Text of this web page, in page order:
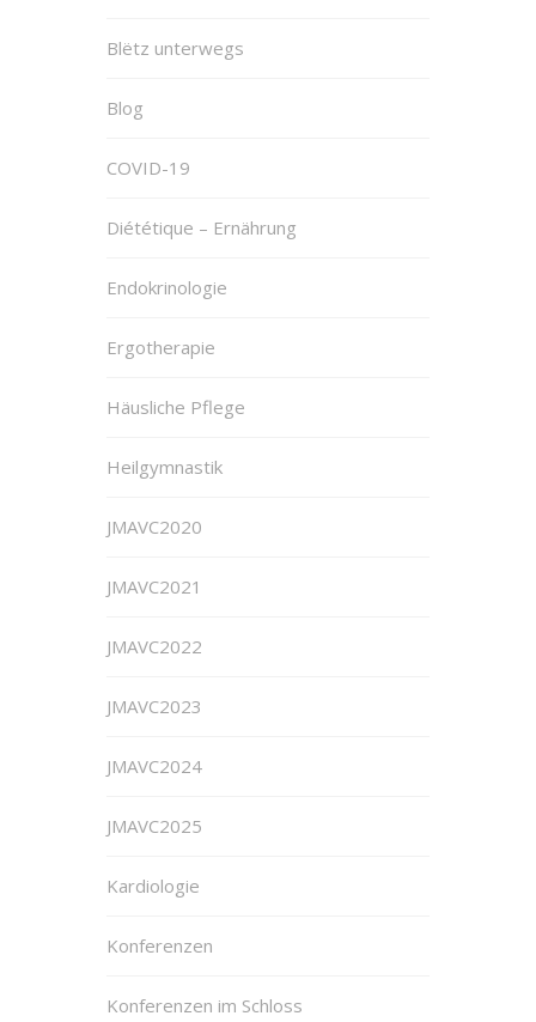
Blëtz unterwegs
Blog
COVID-19
Diététique – Ernährung
Endokrinologie
Ergotherapie
Häusliche Pflege
Heilgymnastik
JMAVC2020
JMAVC2021
JMAVC2022
JMAVC2023
JMAVC2024
JMAVC2025
Kardiologie
Konferenzen
Konferenzen im Schloss